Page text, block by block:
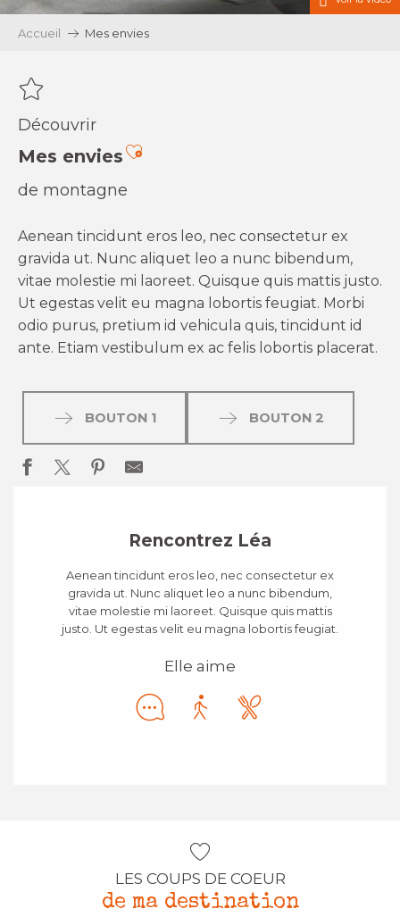
Accueil Mes envies
Découvrir
Mes enviesAjouter aux favoris
de montagne
Aenean tincidunt eros leo, nec consectetur ex
gravida ut. Nunc aliquet leo a nunc bibendum,
vitae molestie mi laoreet. Quisque quis mattis justo.
Ut egestas velit eu magna lobortis feugiat. Morbi
odio purus, pretium id vehicula quis, tincidunt id
ante. Etiam vestibulum ex ac felis lobortis placerat.
BOUTON 1 BOUTON 2
Rencontrez Léa
Aenean tincidunt eros leo, nec consectetur ex
gravida ut. Nunc aliquet leo a nunc bibendum,
vitae molestie mi laoreet. Quisque quis mattis
justo. Ut egestas velit eu magna lobortis feugiat.
Elle aime
LES COUPS DE COEUR
de ma destination